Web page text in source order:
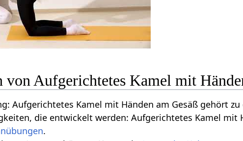
Aufgerichtetes Kamel mit
Aufgerichtetes Kamel mit Händen am Gesäß gehört zu
die entwickelt werden: Aufgerichtetes Kamel mit
.